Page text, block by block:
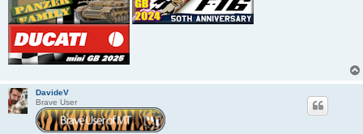
DavideV
Brave User